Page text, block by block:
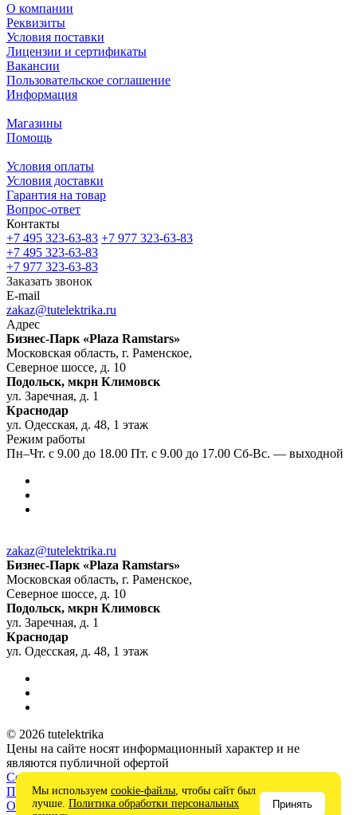
О компании
Реквизиты
Условия поставки
Лицензии и сертификаты
Вакансии
Пользовательское соглашение
Информация
Магазины
Помощь
Условия оплаты
Условия доставки
Гарантия на товар
Вопрос-ответ
Контакты
+7 495 323-63-83 +7 977 323-63-83
+7 495 323-63-83
+7 977 323-63-83
Заказать звонок
E-mail
zakaz@tutelektrika.ru
Адрес
Бизнес-Парк «Plaza Ramstars»
Московская область, г. Раменское,
Северное шоссе, д. 10
Подольск, мкрн Климовск
ул. Заречная, д. 1
Краснодар
ул. Одесская, д. 48, 1 этаж
Режим работы
Пн–Чт. с 9.00 до 18.00 Пт. с 9.00 до 17.00 Сб-Вс. — выходной
zakaz@tutelektrika.ru
Бизнес-Парк «Plaza Ramstars»
Московская область, г. Раменское,
Северное шоссе, д. 10
Подольск, мкрн Климовск
ул. Заречная, д. 1
Краснодар
ул. Одесская, д. 48, 1 этаж
© 2026 tutelektrika
Цены на сайте носят информационный характер и не
являются публичной офертой
Соглашение на обработку персональных данных
Политика в отношении обработки персональных данных
Оферта
Мы используем cookie-файлы, чтобы сайт был
лучше. Политика обработки персональных
Принять